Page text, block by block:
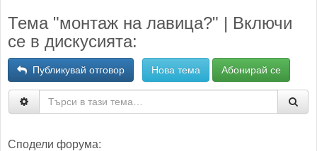
Тема "монтаж на лавица?" | Включи
се в дискусията:
Публикувай отговор Нова тема Абонирай се
Сподели форума: